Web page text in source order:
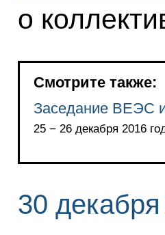
о
Смотрите также:
Заседание ВЕЭС
25 − 26 декабря 2016
30